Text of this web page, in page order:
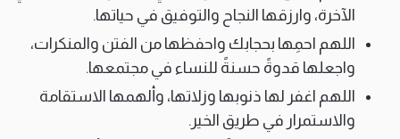
الآخرة، وارزقها النجاح والتوفيق في حياتها.
اللهم احمِها بحجابك واحفظها من الفتن والمنكرات،
واجعلها قدوةً حسنةً للنساء في مجتمعها.
اللهم اغفر لها ذنوبها وزلاتها، وألهمها الاستقامة
والاستمرار في طريق الخير.